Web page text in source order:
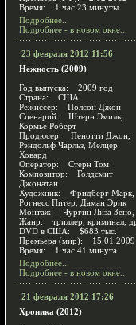
Время: 1 час 23 минуты
Подробнее...
Подробнее - в новом окне...
23 февраля 2012 11:56
Нежность (2009)
Год выпуска: 2009 год
Страна: США
Режиссер: Полсон Джон
Сценарий: Штерн Эмиль,
Кормье Роберт
Продюсер: Пенотти Джон,
Рэндольф Чарльз, Мелцер
Ховард
Оператор: Стерн Том
Композитор: Голдсмит
Джонатан
Художник: Фридберг Марк,
Рогнесс Питер, Даман Эрик
Монтаж: Чургин Лиза
Жанр: триллер, криминал,
DVD в США: $683 тыс.
Премьера (мир): 15.01.2009
Время: 1 час 41 минута
Подробнее...
Подробнее - в новом окне...
21 февраля 2012 17:26
Хроника (2012)